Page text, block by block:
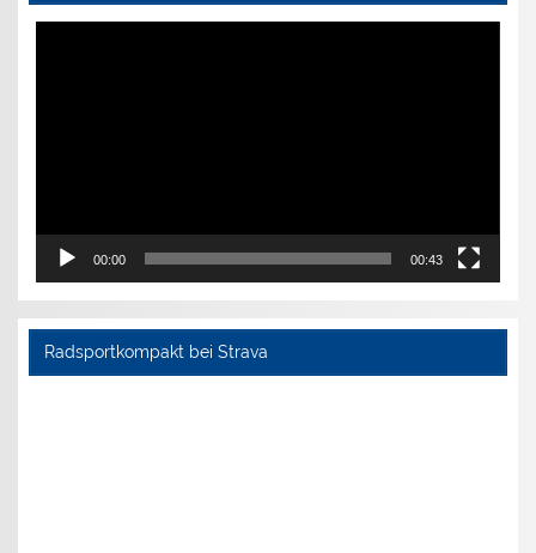
Video-
00:00 00:43
Radsportkompakt bei Strava